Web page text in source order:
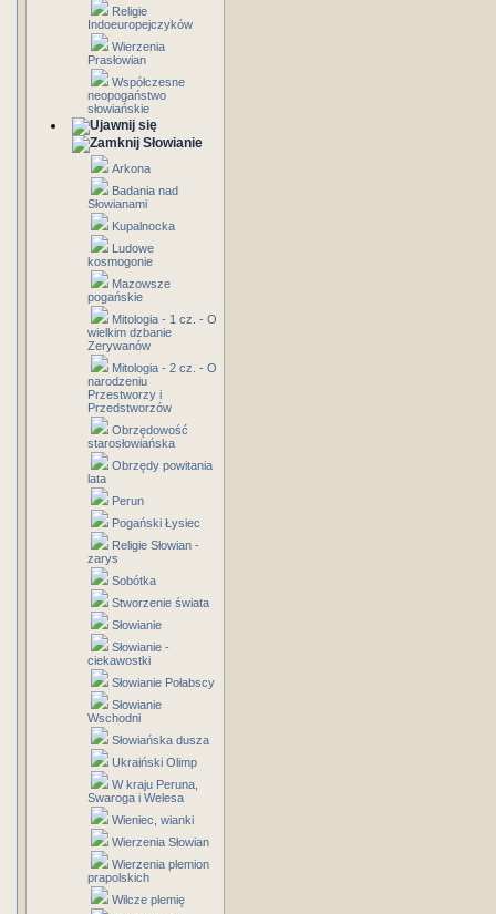
Religie
Indoeuropejczyków
Wierzenia
Prasłowian
Współczesne
neopogaństwo
słowiańskie
Słowianie
Arkona
Badania nad
Słowianami
Kupalnocka
Ludowe
kosmogonie
Mazowsze
pogańskie
Mitologia - 1 cz. - O
wielkim dzbanie
Zerywanów
Mitologia - 2 cz. - O
narodzeniu
Przestworzy i
Przedstworzów
Obrzędowość
starosłowiańska
Obrzędy powitania
lata
Perun
Pogański Łysiec
Religie Słowian -
zarys
Sobótka
Stworzenie świata
Słowianie
Słowianie -
ciekawostki
Słowianie Połabscy
Słowianie
Wschodni
Słowiańska dusza
Ukraiński Olimp
W kraju Peruna,
Swaroga i Welesa
Wieniec, wianki
Wierzenia Słowian
Wierzenia plemion
prapolskich
Wilcze plemię